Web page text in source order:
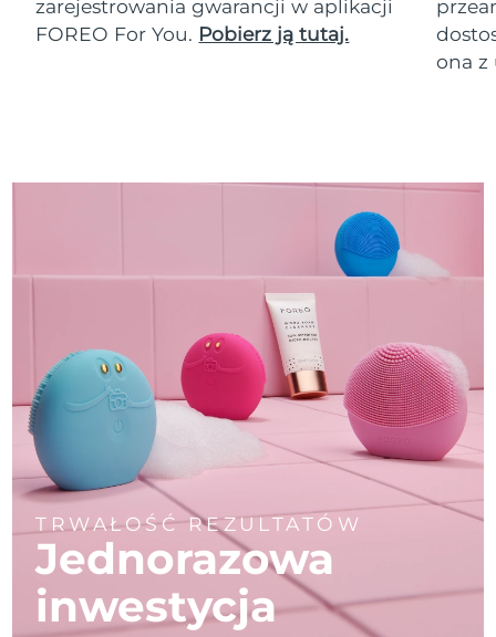
zarejestrowania gwarancji w aplikacji
FOREO For You. Pobierz ją tutaj.
ona z
TRWAŁOŚĆ REZULTATÓW
Jednorazowa
inwestycja